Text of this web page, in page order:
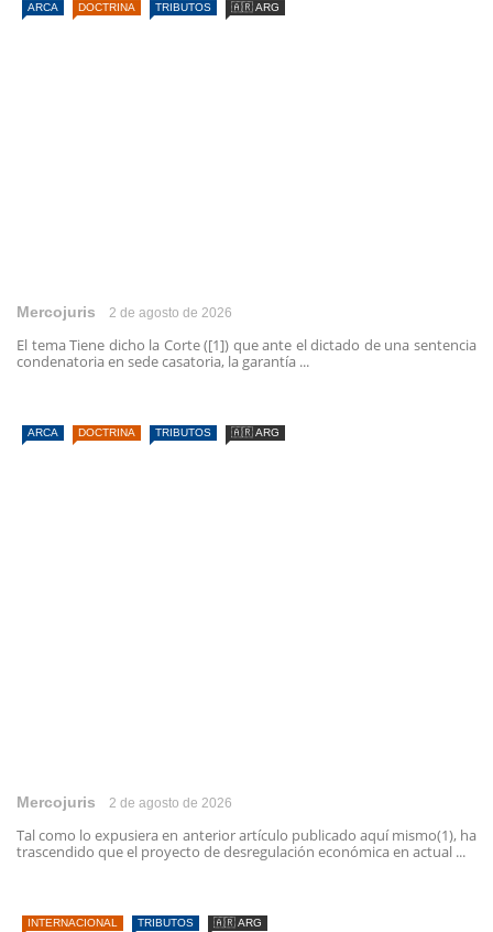
ARCA DOCTRINA TRIBUTOS 🇦🇷 ARG
Mercojuris 2 de agosto de 2026
El tema Tiene dicho la Corte ([1]) que ante el dictado de una sentencia
condenatoria en sede casatoria, la garantía ...
ARCA DOCTRINA TRIBUTOS 🇦🇷 ARG
Mercojuris 2 de agosto de 2026
Tal como lo expusiera en anterior artículo publicado aquí mismo(1), ha
trascendido que el proyecto de desregulación económica en actual ...
INTERNACIONAL TRIBUTOS 🇦🇷 ARG